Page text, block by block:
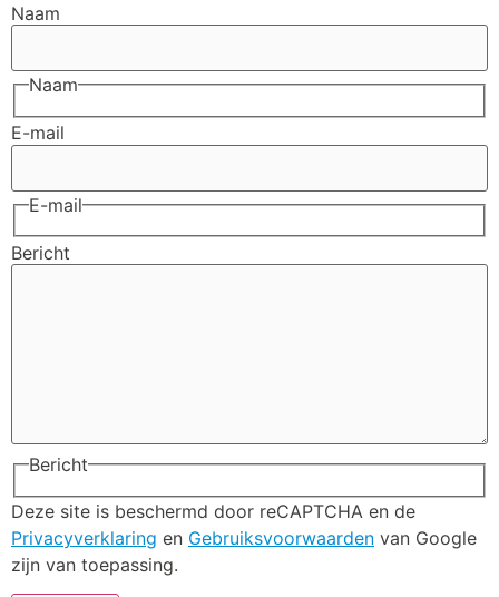
Naam
Naam
E-mail
E-mail
Bericht
Bericht
Deze site is beschermd door reCAPTCHA en de
Privacyverklaring en Gebruiksvoorwaarden van Google
zijn van toepassing.